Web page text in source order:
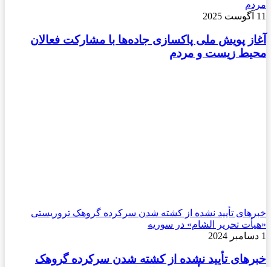
مردم
11 آگوست 2025
آغاز پویش ملی پاکسازی جاده‌ها با مشارکت فعالان
محیط زیست و مردم
خبرهای تأیید نشده از کشته شدن سرکرده گروهک تروریستی
«هیأت تحریر الشام» در سوریه
1 دسامبر 2024
خبرهای تأیید نشده از کشته شدن سرکرده گروهک